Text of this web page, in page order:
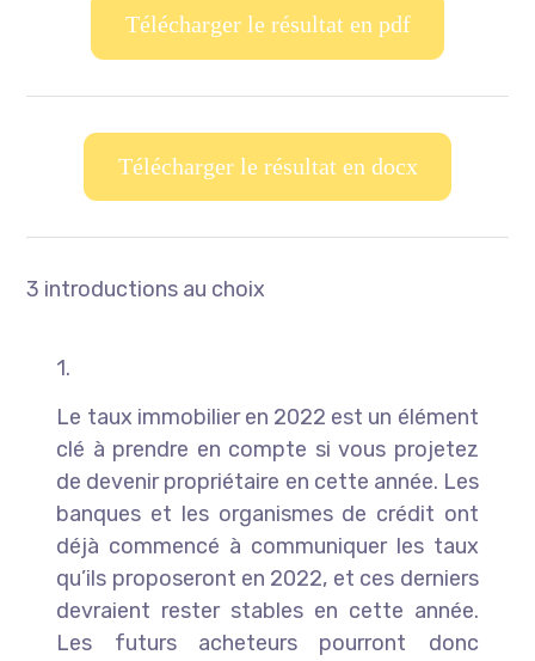
Télécharger le résultat en pdf
Télécharger le résultat en docx
3 introductions au choix
1.
Le taux immobilier en 2022 est un élément
clé à prendre en compte si vous projetez
de devenir propriétaire en cette année. Les
banques et les organismes de crédit ont
déjà commencé à communiquer les taux
qu’ils proposeront en 2022, et ces derniers
devraient rester stables en cette année.
Les futurs acheteurs pourront donc